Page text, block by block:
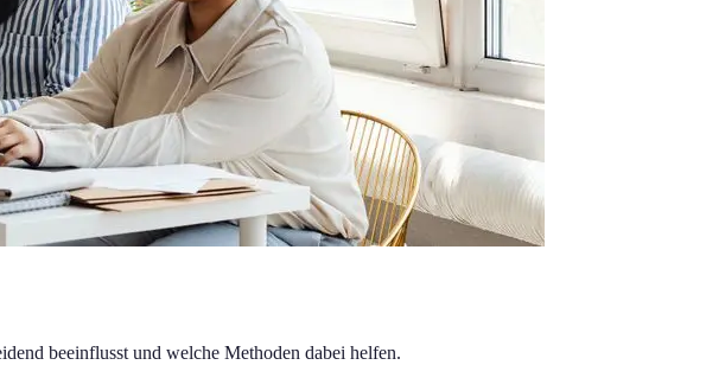
beeinflusst und welche Methoden dabei helfen.